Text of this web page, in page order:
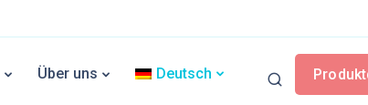
Über uns Deutsch